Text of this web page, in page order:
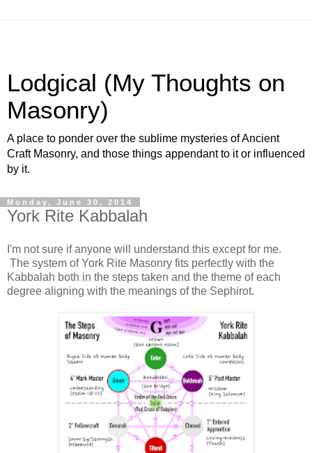
Lodgical (My Thoughts on
Masonry)
A place to ponder over the sublime mysteries of Ancient
Craft Masonry, and those things appendant to it or influenced
by it.
Monday, June 30, 2014
York Rite Kabbalah
I'm not sure if anyone will understand this except for me.
The system of York Rite Masonry fits perfectly with the
Kabbalah both in the steps taken and the theme of each
degree aligning with the meanings of the Sephirot.